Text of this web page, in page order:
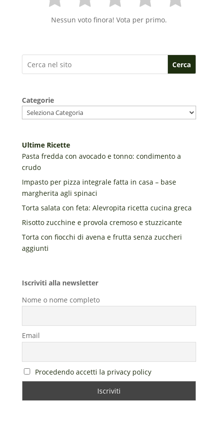
Nessun voto finora! Vota per primo.
Cerca
Categorie
Ultime Ricette
Pasta fredda con avocado e tonno: condimento a
crudo
Impasto per pizza integrale fatta in casa – base
margherita agli spinaci
Torta salata con feta: Alevropita ricetta cucina greca
Risotto zucchine e provola cremoso e stuzzicante
Torta con fiocchi di avena e frutta senza zuccheri
aggiunti
Iscriviti alla newsletter
Nome o nome completo
Email
Procedendo accetti la privacy policy